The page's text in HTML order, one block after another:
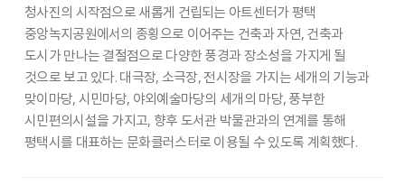
청사진의 시작점으로 새롭게 건립되는 아트센터가평택
중앙녹지공원에서의 종횡으로 이어주는 건축과자연, 건축과
도시가 만나는 결절점으로 다양한 풍경과 장소성을 가지게 될
것으로보고 있다. 대극장, 소극장, 전시장을 가지는 세개의 기능과
맞이마당, 시민마당, 야외예술마당의 세개의 마당, 풍부한
시민편의시설을 가지고, 향후 도서관 박물관과의 연계를 통해
평택시를 대표하는 문화클러스터로 이용될 수 있도록 계획했다.